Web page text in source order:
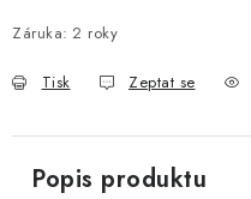
Záruka: 2 roky
Tisk Zeptat se
Popis produktu